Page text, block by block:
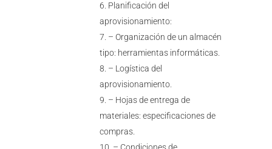
Planificación del
aprovisionamiento:
– Organización de un almacén
tipo: herramientas informáticas.
– Logística del
aprovisionamiento.
– Hojas de entrega de
materiales: especificaciones de
compras.